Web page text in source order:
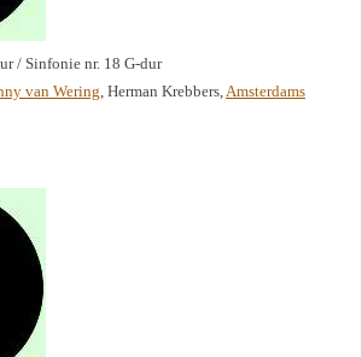
/ Sinfonie nr. 18 G-dur
van Wering, Herman Krebbers,Amsterdams